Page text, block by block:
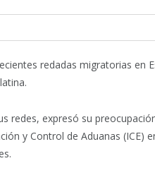
redadas migratorias en
redes, expresó su
y Control de Aduanas (ICE)